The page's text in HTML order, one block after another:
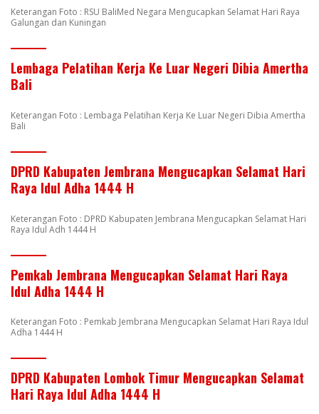
Keterangan Foto : RSU BaliMed Negara Mengucapkan Selamat Hari Raya
Galungan dan Kuningan
Lembaga Pelatihan Kerja Ke Luar Negeri Dibia Amertha
Bali
Keterangan Foto : Lembaga Pelatihan Kerja Ke Luar Negeri Dibia Amertha
Bali
DPRD Kabupaten Jembrana Mengucapkan Selamat Hari
Raya Idul Adha 1444 H
Keterangan Foto : DPRD Kabupaten Jembrana Mengucapkan Selamat Hari
Raya Idul Adh 1444 H
Pemkab Jembrana Mengucapkan Selamat Hari Raya
Idul Adha 1444 H
Keterangan Foto : Pemkab Jembrana Mengucapkan Selamat Hari Raya Idul
Adha 1444 H
DPRD Kabupaten Lombok Timur Mengucapkan Selamat
Hari Raya Idul Adha 1444 H